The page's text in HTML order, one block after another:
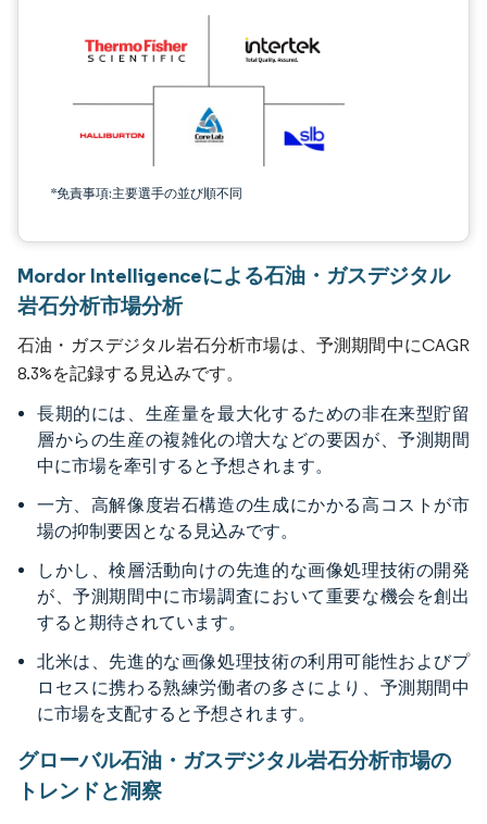
*免責事項:主要選手の並び順不同
Mordor Intelligenceによる石油・ガスデジタル
岩石分析市場分析
石油・ガスデジタル岩石分析市場は、予測期間中にCAGR
8.3%を記録する見込みです。
長期的には、生産量を最大化するための非在来型貯留
層からの生産の複雑化の増大などの要因が、予測期間
中に市場を牽引すると予想されます。
一方、高解像度岩石構造の生成にかかる高コストが市
場の抑制要因となる見込みです。
しかし、検層活動向けの先進的な画像処理技術の開発
が、予測期間中に市場調査において重要な機会を創出
すると期待されています。
北米は、先進的な画像処理技術の利用可能性およびプ
ロセスに携わる熟練労働者の多さにより、予測期間中
に市場を支配すると予想されます。
グローバル石油・ガスデジタル岩石分析市場の
トレンドと洞察